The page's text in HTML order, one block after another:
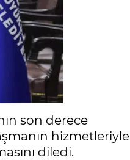
son derece
hizmetleriyle
diledi.